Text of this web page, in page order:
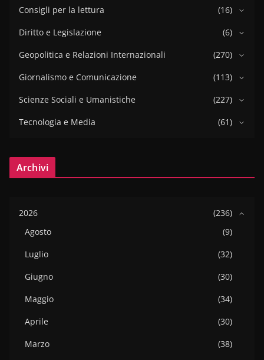
Consigli per la lettura
(16)
Diritto e Legislazione
(6)
Geopolitica e Relazioni Internazionali
(270)
Giornalismo e Comunicazione
(113)
Scienze Sociali e Umanistiche
(227)
Tecnologia e Media
(61)
Archivi
2026
(236)
Agosto
(9)
Luglio
(32)
Giugno
(30)
Maggio
(34)
Aprile
(30)
Marzo
(38)